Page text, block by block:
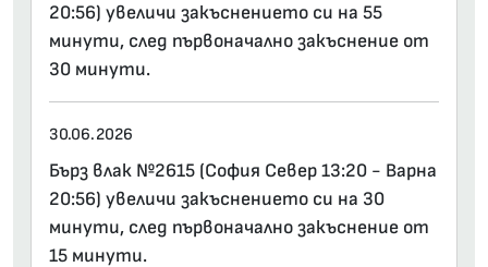
20:56) увеличи закъснението си на 55
минути, след първоначално закъснение от
30 минути.
30.06.2026
Бърз влак №2615 (София Север 13:20 - Варна
20:56) увеличи закъснението си на 30
минути, след първоначално закъснение от
15 минути.